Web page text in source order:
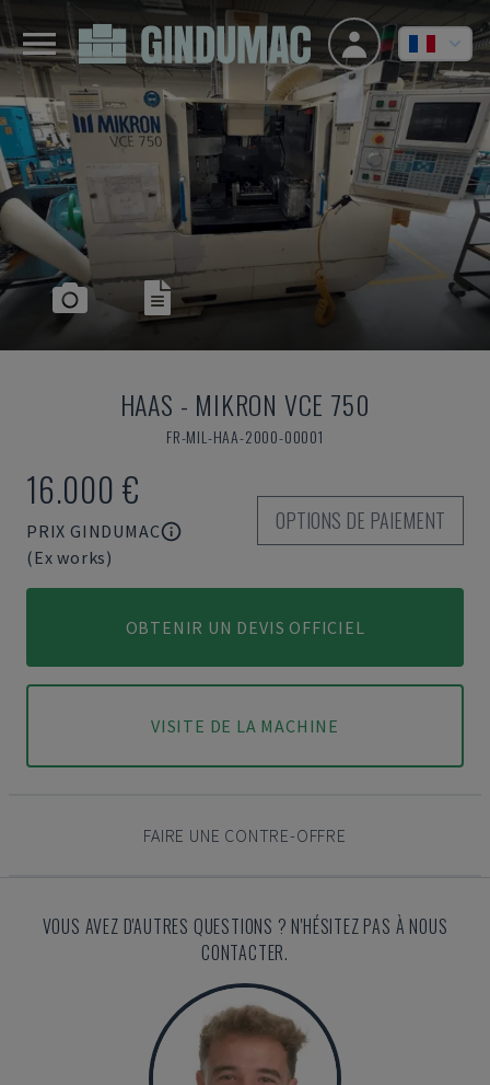
HAAS - MIKRON VCE 750
FR-MIL-HAA-2000-00001
16.000 €
PRIX GINDUMAC
(Ex works)
OPTIONS DE PAIEMENT
OBTENIR UN DEVIS OFFICIEL
VISITE DE LA MACHINE
FAIRE UNE CONTRE-OFFRE
VOUS AVEZ D'AUTRES QUESTIONS ? N'HÉSITEZ PAS À NOUS
CONTACTER.